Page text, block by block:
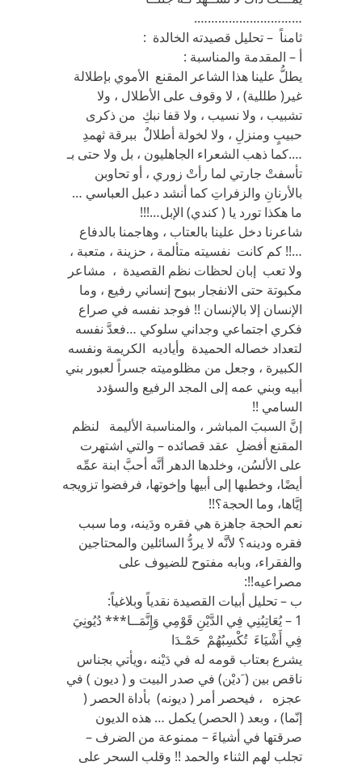
………………………….
ثامناً – تحليل قصيدته الخالدة :
أ – المقدمة والمناسبة :
يطلُّ علينا هذا الشاعر المقنع الأموي بإطلالة
غير( طللية) ، لا وقوف على الأطلال ، ولا
تشبيب ، ولا نسيب ، ولا قفا نبكِ من ذكرى
حبيبٍ ومنزلِ ، ولا لخولة أطلالٌ ببرقة ثهمدِ
….كما ذهب الشعراء الجاهليون ، بل ولا حتى بـ
تأسفتْ جارتي لما رأتْ زوري ، أو تحاوبن
بالأرنانِ والزفراتِ كما أنشد دعبل العباسي …
ما هكذا تورد يا ( كندي) الإبل…!!!
شاعرنا دخل علينا بالعتاب ، وهاجمنا بالدفاع
…!! كم كانت نفسيته متألمة ، حزينة ، متعبة ،
ولا تعب إبان لحظات نظم القصيدة ، مشاعر
مكبوتة حتى الانفجار ببوح إنساني رفيع ، وما
الإنسان إلا بالإنسان !! فوجد نفسه في صراع
فكري اجتماعي وجداني سلوكي …فعدَّ نفسه
لتعداد خصاله الحميدة وأياديه الكريمة ونفسه
الكبيرة ، وجعل من مظلوميته جسراً لعبور بني
أبيه وبني عمه إلى المجد الرفيع والسؤدد
السامي !!
إنَّ السببَ المباشر ، والمناسبة الأليمة لنظم
المقنع أفضلِ عقد قصائده – والتي اشتهرت
على الألسُن، وخلدها الدهر أنَّه أحبَّ ابنة عمِّه
أيضًا، وخطبها إلى أبيها وإخوتها، فرفضوا تزويجه
إيَّاها، وما الحجة؟!!
نعم الحجة جاهزة هي فقره ودَينه، وما سبب
فقره ودينه؟ لأنَّه لا يردُّ السائلين والمحتاجين
والفقراء، وبابه مفتوح للضيوف على
مصراعيه!!:
ب – تحليل أبيات القصيدة نقدياً وبلاغياً:
1 – يُعَاتِبُنِي فِي الدَّيْنِ قَوْمِي وَإِنَّمَــا*** دُيُونِيَ
فِي أَشْيَاءَ تُكْسِبُهُمْ حَمْـدَا
يشرع بعتاب قومه له في دَيْنه ،ويأتي بجناس
ناقص بين ( َديْن) في صدر البيت و ( ديون ) في
عجزه ، فيحصر أمر ( ديونه) بأداة الحصر (
إنّما) ، وبعد ( الحصر) يكمل … هذه الديون
صرقتها في أشياءَ – ممنوعة من الضرف –
تجلب لهم الثناء والحمد !! وقلب السحر على